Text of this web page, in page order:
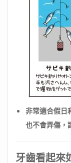
非常適合假日
也不會弄傷，
牙齒看起來